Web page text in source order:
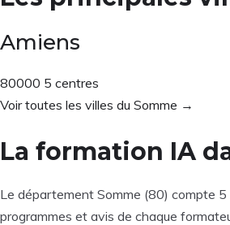
Amiens
80000 5 centres
Voir toutes les villes du Somme →
La formation IA
Le département Somme (80) compte
programmes et avis de chaque